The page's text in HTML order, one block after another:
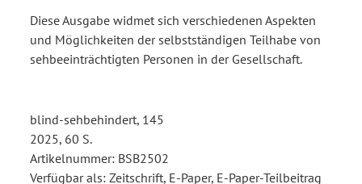
Diese Ausgabe widmet sich verschiedenen Aspekten
und Möglichkeiten der selbstständigen Teilhabe von
sehbeeinträchtigten Personen in der Gesellschaft.
blind-sehbehindert, 145
2025, 60 S.
Artikelnummer: BSB2502
Verfügbar als: Zeitschrift, E-Paper, E-Paper-Teilbeitrag